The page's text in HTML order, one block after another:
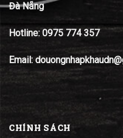
Đà Nẵng
Hotline: 0975 774 357
Email:
CHÍNH SÁCH